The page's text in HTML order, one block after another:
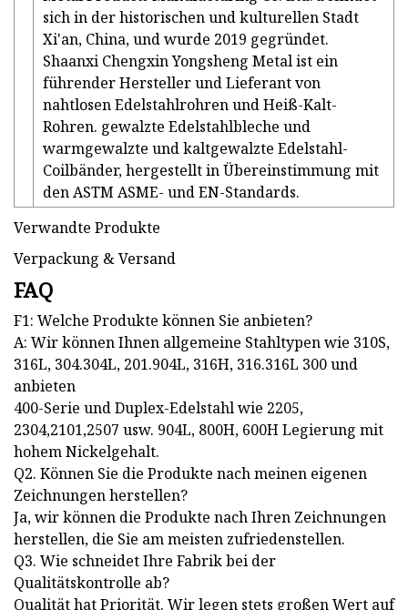
sich in der historischen und kulturellen Stadt
Xi'an, China, und wurde 2019 gegründet.
Shaanxi Chengxin Yongsheng Metal ist ein
führender Hersteller und Lieferant von
nahtlosen Edelstahlrohren und Heiß-Kalt-
Rohren. gewalzte Edelstahlbleche und
warmgewalzte und kaltgewalzte Edelstahl-
Coilbänder, hergestellt in Übereinstimmung mit
den ASTM ASME- und EN-Standards.
Verwandte Produkte
Verpackung & Versand
FAQ
F1: Welche Produkte können Sie anbieten?
A: Wir können Ihnen allgemeine Stahltypen wie 310S,
316L, 304.304L, 201.904L, 316H, 316.316L 300 und
anbieten
400-Serie und Duplex-Edelstahl wie 2205,
2304,2101,2507 usw. 904L, 800H, 600H Legierung mit
hohem Nickelgehalt.
Q2. Können Sie die Produkte nach meinen eigenen
Zeichnungen herstellen?
Ja, wir können die Produkte nach Ihren Zeichnungen
herstellen, die Sie am meisten zufriedenstellen.
Q3. Wie schneidet Ihre Fabrik bei der
Qualitätskontrolle ab?
Qualität hat Priorität. Wir legen stets großen Wert auf